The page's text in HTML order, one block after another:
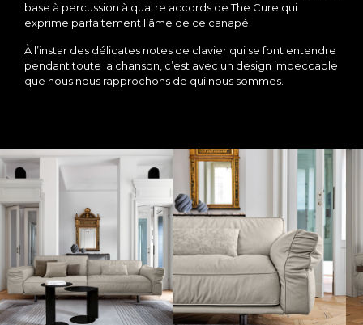
base à percussion à quatre accords de The Cure qui
exprime parfaitement l’âme de ce canapé.
À l’instar des délicates notes de clavier qui se font entendre
pendant toute la chanson, c’est avec un design impeccable
que nous nous rapprochons de qui nous sommes.